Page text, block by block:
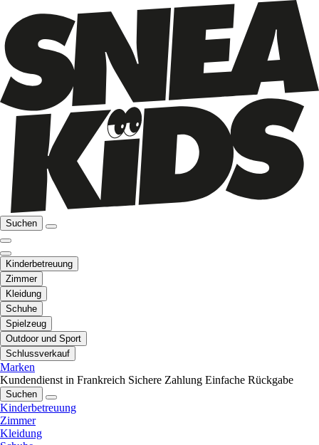
Suchen
Kinderbetreuung
Zimmer
Kleidung
Schuhe
Spielzeug
Outdoor und Sport
Schlussverkauf
Marken
Kundendienst in Frankreich Sichere Zahlung Einfache Rückgabe
Suchen
Kinderbetreuung
Zimmer
Kleidung